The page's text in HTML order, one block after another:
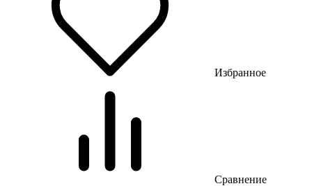
Избранное
Сравнение